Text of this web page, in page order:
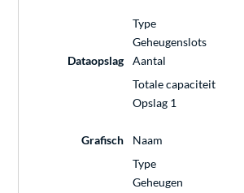
Type
Geheugenslots
Dataopslag
Aantal
Totale capaciteit
Opslag 1
Grafisch
Naam
Type
Geheugen